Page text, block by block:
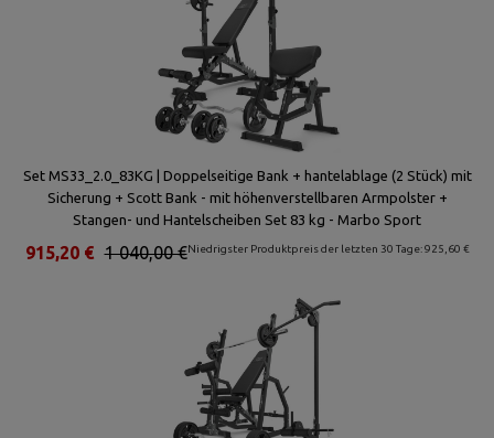
Set MS33_2.0_83KG | Doppelseitige Bank + hantelablage (2 Stück) mit
Sicherung + Scott Bank - mit höhenverstellbaren Armpolster +
Stangen- und Hantelscheiben Set 83 kg - Marbo Sport
Niedrigster Produktpreis der letzten 30 Tage: 925,60 €
1 040,00 €
915,20 €